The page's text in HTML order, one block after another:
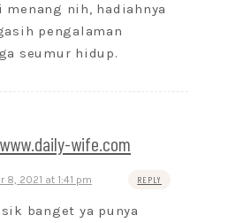
menang nih, hadiahnya
pengalaman
seumur hidup.
wife.com
8, 2021 at 1:41 pm REPLY
banget ya punya